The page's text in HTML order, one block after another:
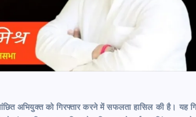
अभियुक्त को गिरफ्तार करने में सफलता हासिल की है। यह